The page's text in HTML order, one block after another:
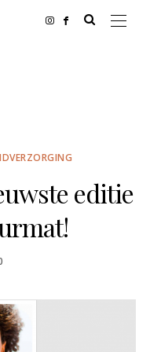
editie